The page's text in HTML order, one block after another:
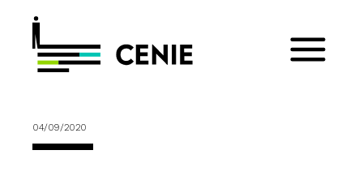
04/09/2020